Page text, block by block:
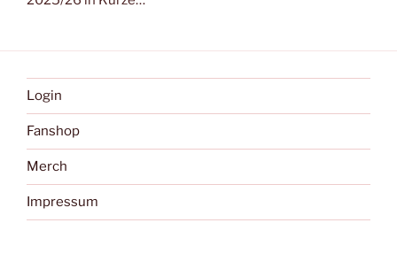
Login
Fanshop
Merch
Impressum